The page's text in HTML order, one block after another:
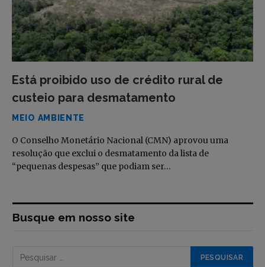
Está proibido uso de crédito rural de
custeio para desmatamento
MEIO AMBIENTE
O Conselho Monetário Nacional (CMN) aprovou uma
resolução que exclui o desmatamento da lista de
“pequenas despesas” que podiam ser…
Busque em nosso site